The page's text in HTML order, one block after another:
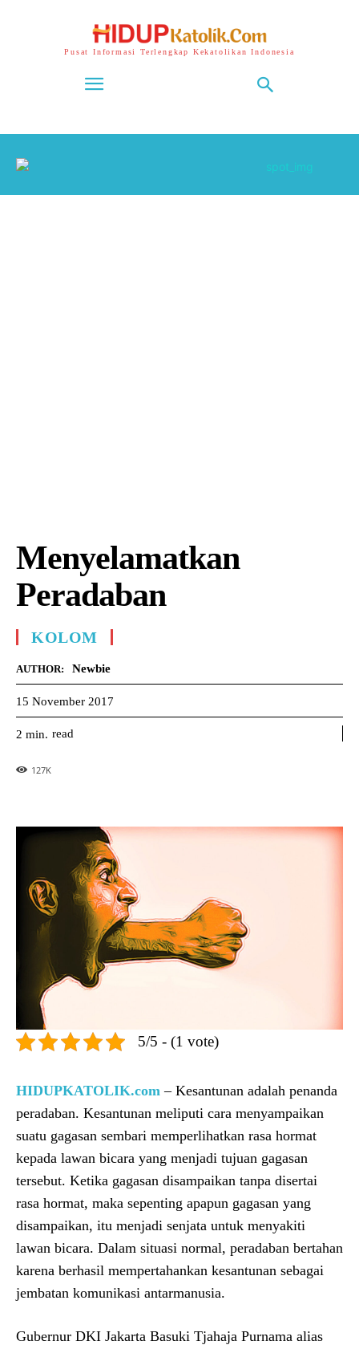
Pusat Informasi Terlengkap Kekatolikan Indonesia
Menyelamatkan
Peradaban
KOLOM
AUTHOR: Newbie
15 November 2017
2 min. read
127K
5/5 - (1 vote)
HIDUPKATOLIK.com – Kesantunan adalah penanda
peradaban. Kesantunan meliputi cara menyampaikan
suatu gagasan sembari memperlihatkan rasa hormat
kepada lawan bicara yang menjadi tujuan gagasan
tersebut. Ketika gagasan disampaikan tanpa disertai
rasa hormat, maka sepenting apapun gagasan yang
disampaikan, itu menjadi senjata untuk menyakiti
lawan bicara. Dalam situasi normal, peradaban bertahan
karena berhasil mempertahankan kesantunan sebagai
jembatan komunikasi antarmanusia.
Gubernur DKI Jakarta Basuki Tjahaja Purnama alias